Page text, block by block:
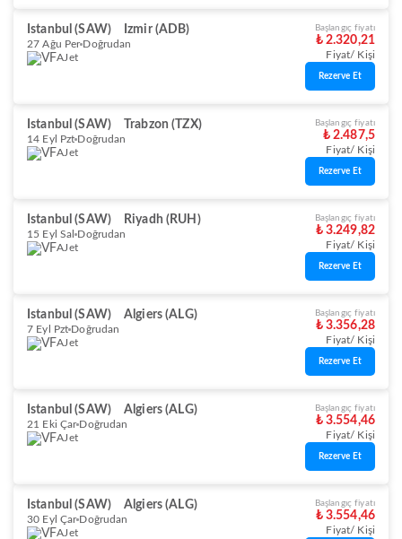
Istanbul (SAW) Izmir (ADB)
27 Ağu Per Doğrudan
AJet
Başlangıç fiyatı
₺ 2.320,21
Fiyat/ Kişi
Rezerve Et
Istanbul (SAW) Trabzon (TZX)
14 Eyl Pzt Doğrudan
AJet
Başlangıç fiyatı
₺ 2.487,5
Fiyat/ Kişi
Rezerve Et
Istanbul (SAW) Riyadh (RUH)
15 Eyl Sal Doğrudan
AJet
Başlangıç fiyatı
₺ 3.249,82
Fiyat/ Kişi
Rezerve Et
Istanbul (SAW) Algiers (ALG)
7 Eyl Pzt Doğrudan
AJet
Başlangıç fiyatı
₺ 3.356,28
Fiyat/ Kişi
Rezerve Et
Istanbul (SAW) Algiers (ALG)
21 Eki Çar Doğrudan
AJet
Başlangıç fiyatı
₺ 3.554,46
Fiyat/ Kişi
Rezerve Et
Istanbul (SAW) Algiers (ALG)
30 Eyl Çar Doğrudan
AJet
Başlangıç fiyatı
₺ 3.554,46
Fiyat/ Kişi